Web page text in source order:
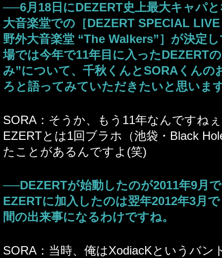
──6月18日にDEZERT史上最大キャパ
大音楽堂での［DEZERT SPECIAL
野外大音楽堂 “The Walkers”］が決定
場では今年で11年目に入ったDEZERT
み”について、千秋くんとSORAくんの
ろと語ってみていただきたいと思いま
SORA：そうか、もう11年なんですね
EZERTとは1回ブラホ（池袋・Black
たことがあるんですよ(笑)
──DEZERTが始動したのが2011年9月
EZERTに加入したのは翌年2012年3月
間の出来事になるわけですね。
SORA：当時、俺はXodiacKというバン